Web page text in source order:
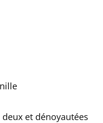
et dénoyautées